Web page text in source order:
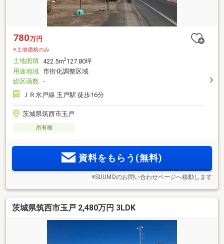
780万円
※土地価格のみ
土地面積 422.5m2 127.80坪
用途地域 市街化調整区域
総区画数 -
ＪＲ水戸線 玉戸駅 徒歩16分
茨城県筑西市玉戸
所有権
資料をもらう(無料)
※SUUMOのお問い合わせページへ移動します
茨城県筑西市玉戸 2,480万円 3LDK